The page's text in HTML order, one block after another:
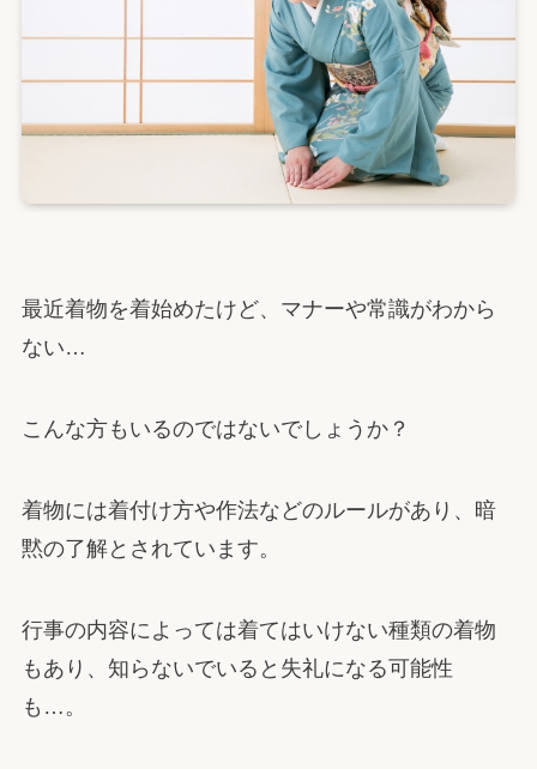
最近着物を着始めたけど、マナーや常識がわから
ない…
こんな方もいるのではないでしょうか？
着物には着付け方や作法などのルールがあり、暗
黙の了解とされています。
行事の内容によっては着てはいけない種類の着物
もあり、知らないでいると失礼になる可能性
も…。